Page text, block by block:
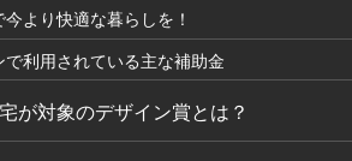
より快適な暮らしを！
利用されている主な補助金
が対象のデザイン賞とは？